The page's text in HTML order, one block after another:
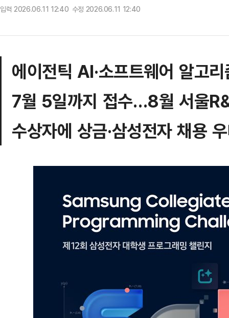
입력 2026.06.11 12:40 수정 2026.06.11 12:40
에이전틱 AI·소프트웨어 알고
7월 5일까지 접수…8월 서울
수상자에 상금·삼성전자 채용